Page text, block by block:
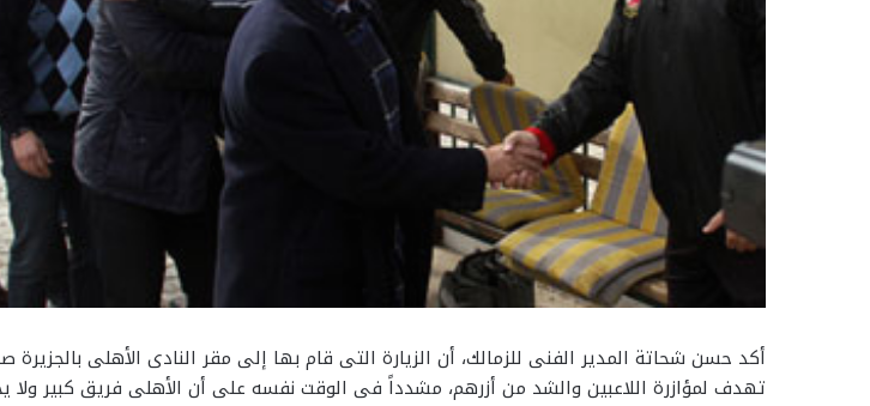
أكد حسن شحاتة المدير الفنى للزمالك، أن الزيارة التى قام بها إلى مقر النادى الأهلى بالجزيرة
تهدف لمؤازرة اللاعبين والشد من أزرهم، مشدداً فى الوقت نفسه على أن الأهلى فريق كبير ولا